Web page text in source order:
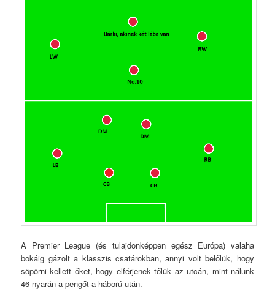
A Premier League (és tulajdonképpen egész Európa) valaha
bokáig gázolt a klasszis csatárokban, annyi volt belőlük, hogy
söpörni kellett őket, hogy elférjenek tőlük az utcán, mint nálunk
46 nyarán a pengőt a háború után.